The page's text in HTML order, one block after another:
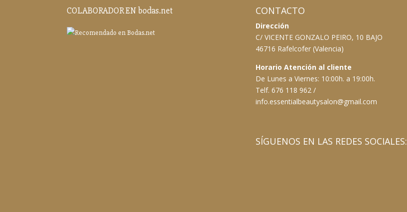
COLABORADOR EN bodas.net CONTACTO
Dirección
C/ VICENTE GONZALO PEIRO, 10 BAJO
46716 Rafelcofer (Valencia)
Horario Atención al cliente
De Lunes a Viernes: 10:00h. a 19:00h.
Telf. 676 118 962 /
info.essentialbeautysalon@gmail.com
SÍGUENOS EN LAS REDES SOCIALES: